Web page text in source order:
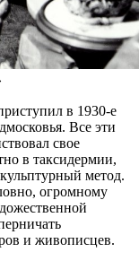
в 1930-е
Все эти
свое
в таксидермии,
метод.
огромному
и живописцев.